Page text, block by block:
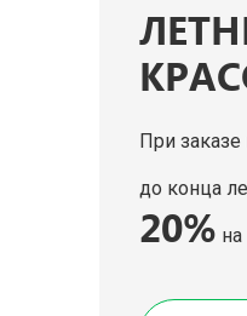
При заказе
до конца
20%